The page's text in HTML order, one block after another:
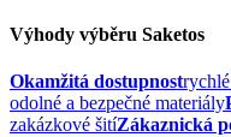
Výhody výběru Saketos
Okamžitá dostupnost
odolné a bezpečné materiály
zakázkové šitíZákaznická